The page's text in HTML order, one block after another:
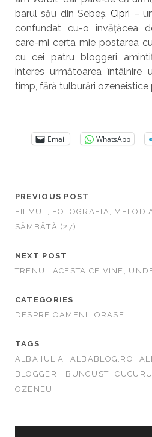
barul său din Sebeș,Cipri –
confundat cu-o învățăcea
care-mi certa mie postarea
cu cei patru bloggeri
interes următoarea întâlnire
timp, fără tulburări ozeneistice
Email WhatsApp
PREVIOUS POST
FILMUL, FOTOGRAFIA,
SÂMBĂTĂ (27)
NEXT POST
TRENUL ACESTA CE VINE,
CATEGORIES
DESPRE OAMENI
ORASE
TAGS
ALBA IULIA
ALBABLOG.RO
BLOGGERI
BUNGUST
OZENEU